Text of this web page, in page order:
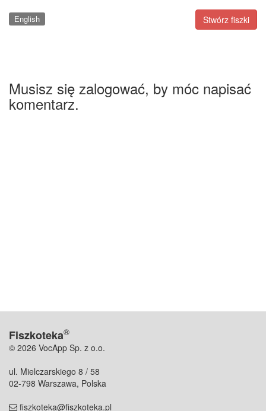
Stwórz fiszki
English
Musisz się zalogować, by móc napisać
komentarz.
Fiszkoteka®
© 2026 VocApp Sp. z o.o.
ul. Mielczarskiego 8 / 58
02-798 Warszawa, Polska
fiszkoteka@fiszkoteka.pl